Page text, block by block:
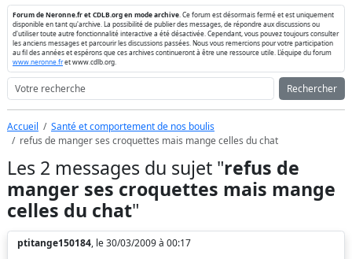
Forum de Neronne.fr et CDLB.org en mode archive . Ce forum est désormais fermé et est uniquement
disponible en tant qu'archive. La possibilité de publier des messages, de répondre aux discussions ou
d'utiliser toute autre fonctionnalité interactive a été désactivée. Cependant, vous pouvez toujours consulter
les anciens messages et parcourir les discussions passées. Nous vous remercions pour votre participation
au fil des années et espérons que ces archives continueront à être une ressource utile. L'équipe du forum
www.neronne.fret www.cdlb.org.
Rechercher
Accueil
Santé et comportement de nos boulis
refus de manger ses croquettes mais mange celles du chat
Les 2 messages du sujet "refus de
manger ses croquettes mais mange
celles du chat"
ptitange150184, le 30/03/2009 à 00:17